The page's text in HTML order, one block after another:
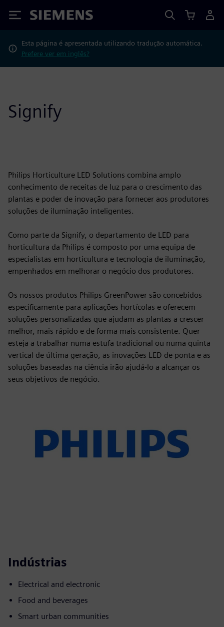
Siemens
Esta página é apresentada utilizando tradução automática.
Prefere ver em inglês?
Signify
Philips Horticulture LED Solutions combina amplo
conhecimento de receitas de luz para o crescimento das
plantas e poder de inovação para fornecer aos produtores
soluções de iluminação inteligentes.
Como parte da Signify, o departamento de LED para
horticultura da Philips é composto por uma equipa de
especialistas em horticultura e tecnologia de iluminação,
empenhados em melhorar o negócio dos produtores.
Os nossos produtos Philips GreenPower são concebidos
especificamente para aplicações hortícolas e oferecem
soluções personalizadas que ajudam as plantas a crescer
melhor, mais rápido e de forma mais consistente. Quer
esteja a trabalhar numa estufa tradicional ou numa quinta
vertical de última geração, as inovações LED de ponta e as
soluções baseadas na ciência irão ajudá-lo a alcançar os
seus objetivos de negócio.
Indústrias
Electrical and electronic
Food and beverages
Smart urban communities